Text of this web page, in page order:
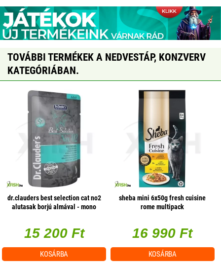
TOVÁBBI TERMÉKEK A NEDVESTÁP, KONZVERV
KATEGÓRIÁBAN.
dr.clauders best selection cat no2
alutasak borjú almával - mono
15 200 Ft
KOSÁRBA
sheba mini 6x50g fresh cuisine
rome multipack
16 990 Ft
KOSÁRBA